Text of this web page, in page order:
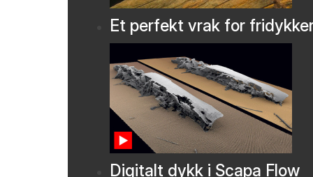
Et perfekt vrak for
Digitalt dykk i Scapa Flow